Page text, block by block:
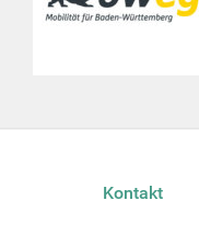
Kontakt